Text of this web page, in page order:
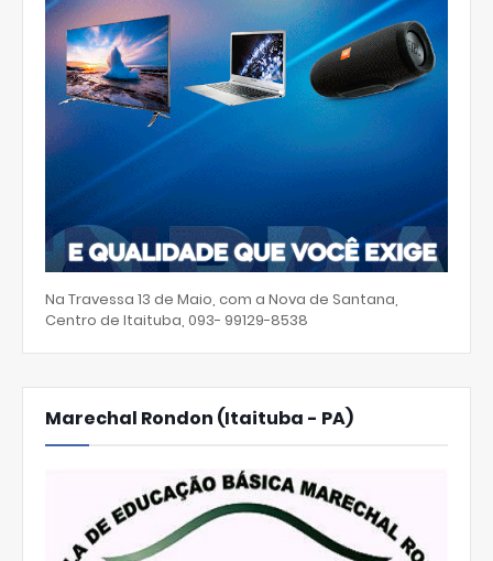
Na Travessa 13 de Maio, com a Nova de Santana,
Centro de Itaituba, 093- 99129-8538
Marechal Rondon (Itaituba - PA)